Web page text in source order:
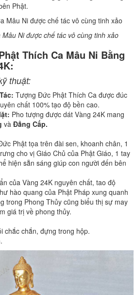
Phật.
Ni được chế tác vô cùng tinh xảo
Thích Ca Mâu Ni Bằng
thuật:
Tượng Đức Phật Thích Ca được đúc
chất 100% tạo độ bền cao.
Pho tượng được dát Vàng 24K mang
và Đẳng Cấp.
Phật tọa trên đài sen, khoanh chân, 1
cho vị Giáo Chủ của Phật Giáo, 1 tay
hiện sẵn sáng giúp con người đến bên
của Vàng 24K nguyên chất, tao độ
hào quang của Phật Pháp xung quanh
trong Phong Thủy cũng biểu thị sự may
giá trị về phong thủy.
chắc chắn, đựng trong hộp.